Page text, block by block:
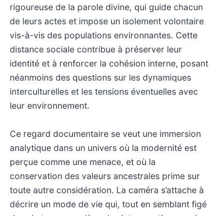
rigoureuse de la parole divine, qui guide chacun
de leurs actes et impose un isolement volontaire
vis-à-vis des populations environnantes. Cette
distance sociale contribue à préserver leur
identité et à renforcer la cohésion interne, posant
néanmoins des questions sur les dynamiques
interculturelles et les tensions éventuelles avec
leur environnement.
Ce regard documentaire se veut une immersion
analytique dans un univers où la modernité est
perçue comme une menace, et où la
conservation des valeurs ancestrales prime sur
toute autre considération. La caméra s’attache à
décrire un mode de vie qui, tout en semblant figé